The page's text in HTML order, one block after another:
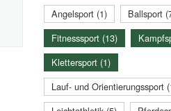
Angelsport (1) Ballsport
Fitnesssport (13)
Klettersport (1)
Lauf- und Orientierungssport